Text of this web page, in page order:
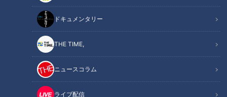
ドキュメンタリー
THE TIME,
ニュースコラム
ライブ配信
オススメ関連コンテンツ
群馬パスポートとは
「群馬パスポート」とはB7サイズのパスポート型パンフレッ
トで、全44ページのフルカラー仕様。